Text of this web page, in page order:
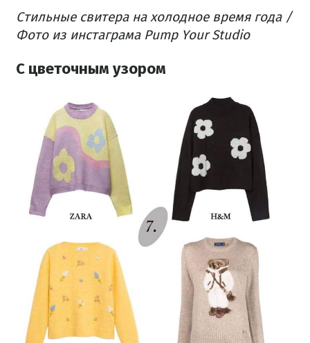
Стильные свитера на холодное время года /
Фото из инстаграма Pump Your Studio
С цветочным узором